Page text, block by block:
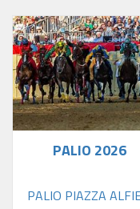
PALIO 2026
PALIO PIAZZA